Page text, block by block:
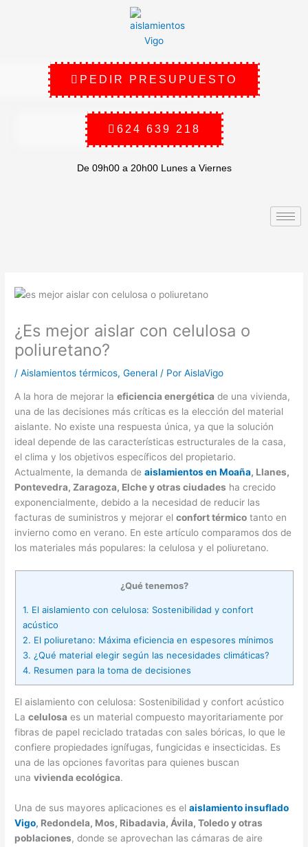
PEDIR PRESUPUESTO
624 639 218
De 09h00 a 20h00 Lunes a Viernes
¿Es mejor aislar con celulosa o
poliuretano?
/Aislamientos térmicos,General / PorAislaVigo
A la hora de mejorar laeficiencia energética de una vivienda,
una de las decisiones más críticas es la elección del material
aislante. No existe una respuesta única, ya que la solución
ideal depende de las características estructurales de la casa,
el clima y los objetivos específicos del propietario.
Actualmente, la demanda deaislamientos en Moaña, Llanes,
Pontevedra, Zaragoza, Elche y otras ciudades ha crecido
exponencialmente, debido a la necesidad de reducir las
facturas de suministros y mejorar elconfort térmico tanto en
invierno como en verano. En este artículo comparamos dos de
los materiales más populares: la celulosa y el poliuretano.
¿Qué tenemos?
1. El aislamiento con celulosa: Sostenibilidad y confort
acústico
2. El poliuretano: Máxima eficiencia en espesores mínimos
3. ¿Qué material elegir según las necesidades climáticas?
4. Resumen para la toma de decisiones
El aislamiento con celulosa: Sostenibilidad y confort acústico
Lacelulosa es un material compuesto mayoritariamente por
fibras de papel reciclado tratadas con sales bóricas, lo que le
confiere propiedades ignífugas, fungicidas e insecticidas. Es
una de las opciones favoritas para quienes buscan
unavivienda ecológica.
Una de sus mayores aplicaciones es elaislamiento insuflado
Vigo, Redondela, Mos, Ribadavia, Ávila, Toledo y otras
poblaciones, donde se aprovechan las cámaras de aire